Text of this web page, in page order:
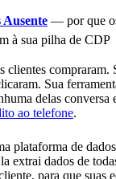
Ausente — por que
à sua pilha de CDP
clientes compraram.
Sua
delas
ao telefone.
plataforma de
extrai dados de
para que suas